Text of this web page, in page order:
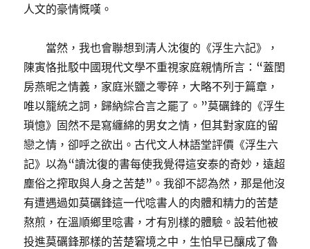
人文的豪情慨嘆。
當然，我也會聯想到清人沈復的《浮生六記》，
陳寅恪批駁中國現代文學不重視家庭親情所言：“蓋閨
房燕昵之情義，家庭米鹽之零碎，大略不列于篇章，
唯以籠統之詞，歸納綜合言之罷了。”莫礪鋒的《浮生
瑣憶》固然不是寫纏綿的男女之情，但其對家庭的留
戀之情，卻呼之欲出。古代文人林語堂評價《浮生六
記》以為“讀沈復的書每使我覺得這安泰的奇妙，遠超
塵俗之搾取與人身之苦楚”。我卻不認為然，那是他沒
有遭遇過如莫礪鋒這一代唸書人的肉體和精力的苦楚
熬煎，在溫順鄉里唸書，才有別樣的體驗。設若他被
投進莫礪鋒那樣的苦楚窘境之中，生怕早已釀成了魯